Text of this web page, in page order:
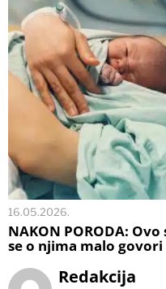
16.05.2026.
NAKON PORODA:
se o njima malo govori
Redakcija